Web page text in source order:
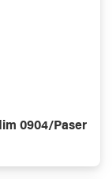
0904/Paser